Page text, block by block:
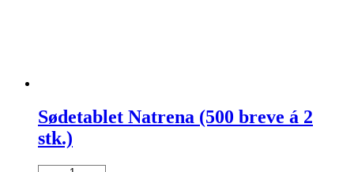
Sødetablet Natrena (500 breve á 2
stk.)